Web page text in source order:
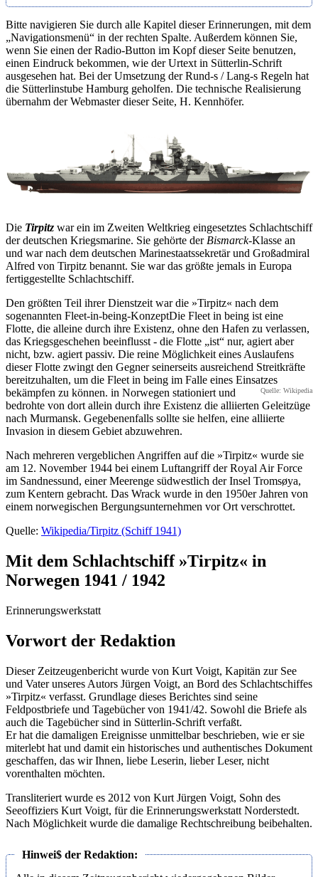
Bitte navigieren Sie durch alle Kapitel dieser Erinnerungen, mit dem
Navigationsmenü
in der rechten Spalte. Außerdem können Sie,
wenn Sie einen der Radio-Button im Kopf dieser Seite benutzen,
einen Eindruck bekommen, wie der Urtext in Sütterlin-Schrift
ausgesehen hat. Bei der Umsetzung der Rund-s / Lang-s Regeln hat
die Sütterlinstube Hamburg geholfen. Die technische Realisierung
übernahm der Webmaster dieser Seite, H. Kennhöfer.
Die Tirpitz war ein im Zweiten Weltkrieg eingesetztes Schlachtschiff
der deutschen Kriegsmarine. Sie gehörte der Bismarck-Klasse an
und war nach dem deutschen Marinestaatssekretär und Großadmiral
Alfred von Tirpitz benannt. Sie war das größte jemals in Europa
fertiggestellte Schlachtschiff.
Den größten Teil ihrer Dienstzeit war die »Tirpitz« nach dem
sogenannten Fleet-in-being-KonzeptDie Fleet in being ist eine
Flotte, die alleine durch ihre Existenz, ohne den Hafen zu verlassen,
das Kriegsgeschehen beeinflusst - die Flotte
ist
nur, agiert aber
nicht, bzw. agiert passiv. Die reine Möglichkeit eines Auslaufens
dieser Flotte zwingt den Gegner seinerseits ausreichend Streitkräfte
bereitzuhalten, um die Fleet in being im Falle eines Einsatzes
bekämpfen zu können.
Quelle: Wikipedia
in Norwegen stationiert und
bedrohte von dort allein durch ihre Existenz die alliierten Geleitzüge
nach Murmansk. Gegebenenfalls sollte sie helfen, eine alliierte
Invasion in diesem Gebiet abzuwehren.
Nach mehreren vergeblichen Angriffen auf die »Tirpitz« wurde sie
am 12. November 1944 bei einem Luftangriff der Royal Air Force
im Sandnessund, einer Meerenge südwestlich der Insel Tromsøya,
zum Kentern gebracht. Das Wrack wurde in den 1950er Jahren von
einem norwegischen Bergungsunternehmen vor Ort verschrottet.
Quelle: Wikipedia/Tirpitz (Schiff 1941)
Mit dem Schlachtschiff »Tirpitz« in
Norwegen 1941 / 1942
Erinnerungswerkstatt
Vorwort der Redaktion
Dieser Zeitzeugenbericht wurde von Kurt Voigt, Kapitän zur See
und Vater unseres Autors Jürgen Voigt, an Bord des Schlachtschiffes
»Tirpitz« verfasst. Grundlage dieses Berichtes sind seine
Feldpostbriefe und Tagebücher von 1941/42. Sowohl die Briefe als
auch die Tagebücher sind in Sütterlin-Schrift verfaßt.
Er hat die damaligen Ereignisse unmittelbar beschrieben, wie er sie
miterlebt hat und damit ein historisches und authentisches Dokument
geschaffen, das wir Ihnen, liebe Leserin, lieber Leser, nicht
vorenthalten möchten.
Transliteriert wurde es 2012 von Kurt Jürgen Voigt, Sohn des
Seeoffiziers Kurt Voigt, für die Erinnerungswerkstatt Norderstedt.
Nach Möglichkeit wurde die damalige Rechtschreibung beibehalten.